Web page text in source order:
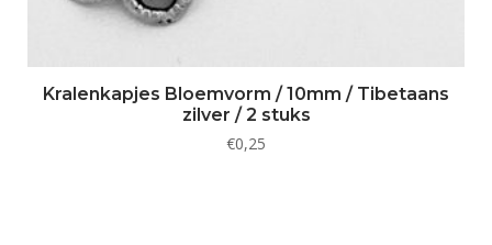
Kralenkapjes Bloemvorm / 10mm / Tibetaans
zilver / 2 stuks
€0,25